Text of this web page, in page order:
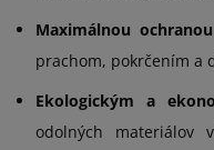
Maximálnou ochranou
prachom, pokrčením a
Ekologickým a
odolných materiálov